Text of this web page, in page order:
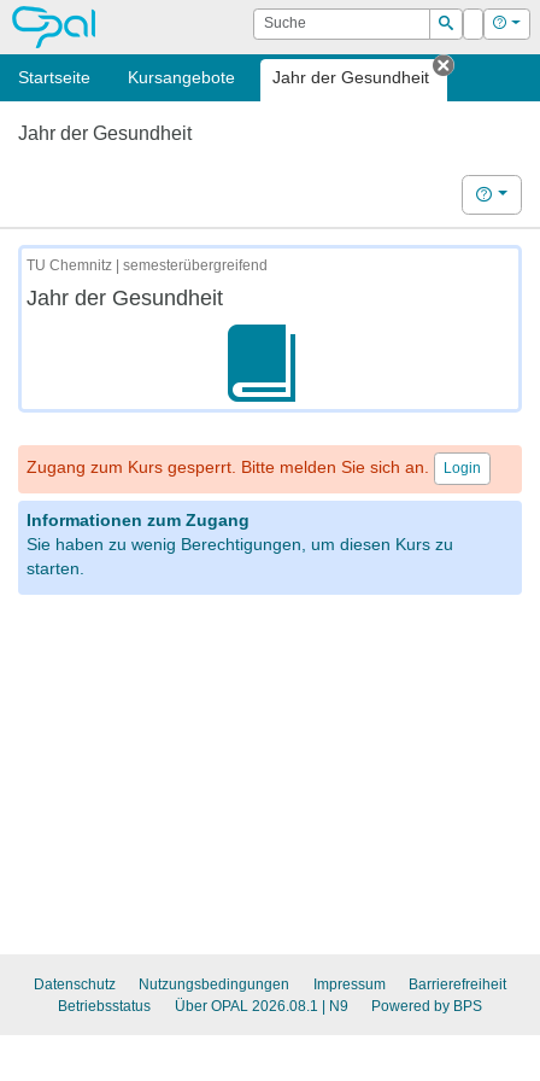
OPAL Suche
Suchen
Login Hilfe
Startseite Kursangebote Jahr der Gesundheit
Tab
Jahr der Gesundheit
Hilfe
TU Chemnitz | semesterübergreifend
Jahr der Gesundheit
Zugang zum Kurs gesperrt. Bitte melden Sie sich an. Login
Informationen zum Zugang
Sie haben zu wenig Berechtigungen, um diesen Kurs zu
starten.
Datenschutz Nutzungsbedingungen Impressum
Barrierefreiheit
Betriebsstatus
Über OPAL 2026.08.1 | N9 Powered by BPS